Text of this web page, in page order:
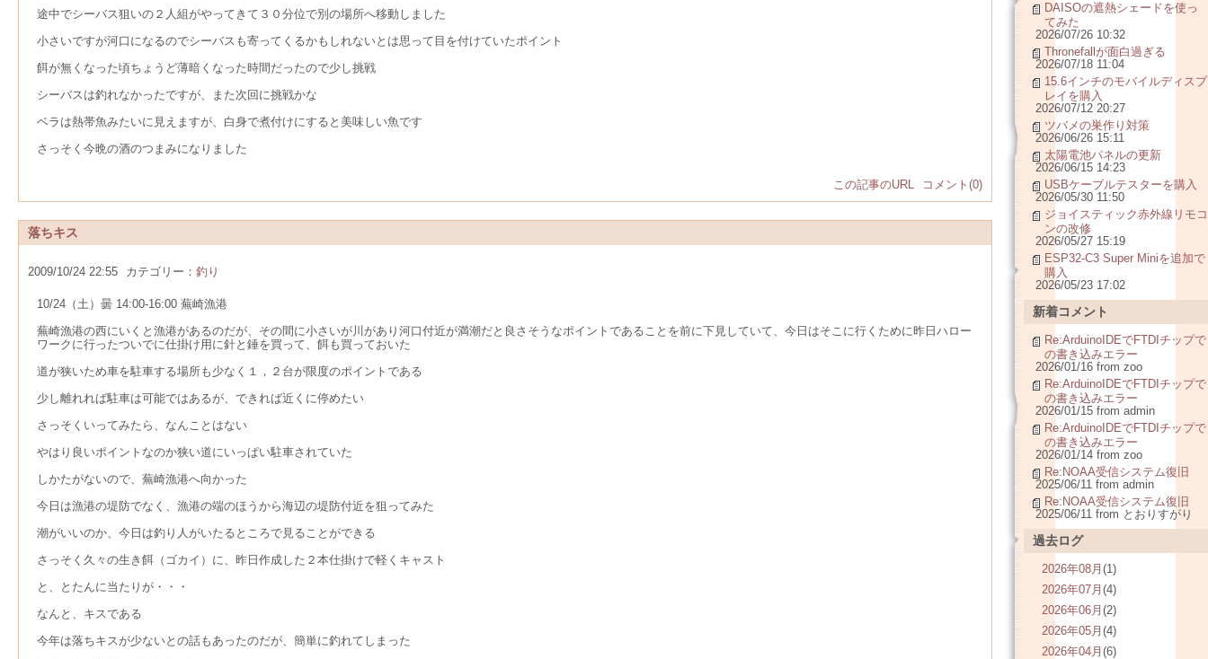
途中でシーバス狙いの２人組がやってきて３０分位で別の場所へ移動しました
小さいですが河口になるのでシーバスも寄ってくるかもしれないとは思って目を付けていたポイント
餌が無くなった頃ちょうど薄暗くなった時間だったので少し挑戦
シーバスは釣れなかったですが、また次回に挑戦かな
ベラは熱帯魚みたいに見えますが、白身で煮付けにすると美味しい魚です
さっそく今晩の酒のつまみになりました
この記事のURL コメント(0)
落ちキス
2009/10/24 22:55 カテゴリー： 釣り
10/24（土）曇 14:00-16:00 蕪崎漁港
蕪崎漁港の西にいくと漁港があるのだが、その間に小さいが川があり河口付近が満潮だと良さそうなポイントであることを前に下見していて、今日はそこに行くために昨日ハロー
ワークに行ったついでに仕掛け用に針と錘を買って、餌も買っておいた
道が狭いため車を駐車する場所も少なく１，２台が限度のポイントである
少し離れれば駐車は可能ではあるが、できれば近くに停めたい
さっそくいってみたら、なんことはない
やはり良いポイントなのか狭い道にいっぱい駐車されていた
しかたがないので、蕪崎漁港へ向かった
今日は漁港の堤防でなく、漁港の端のほうから海辺の堤防付近を狙ってみた
潮がいいのか、今日は釣り人がいたるところで見ることができる
さっそく久々の生き餌（ゴカイ）に、昨日作成した２本仕掛けで軽くキャスト
と、とたんに当たりが・・・
なんと、キスである
今年は落ちキスが少ないとの話もあったのだが、簡単に釣れてしまった
DAISOの遮熱シェードを使っ
てみた
2026/07/26 10:32
Thronefallが面白過ぎる
2026/07/18 11:04
15.6インチのモバイルディスプ
レイを購入
2026/07/12 20:27
ツバメの巣作り対策
2026/06/26 15:11
太陽電池パネルの更新
2026/06/15 14:23
USBケーブルテスターを購入
2026/05/30 11:50
ジョイスティック赤外線リモコ
ンの改修
2026/05/27 15:19
ESP32-C3 Super Miniを追加で
購入
2026/05/23 17:02
新着コメント
Re:ArduinoIDEでFTDIチップで
の書き込みエラー
2026/01/16 from zoo
Re:ArduinoIDEでFTDIチップで
の書き込みエラー
2026/01/15 from admin
Re:ArduinoIDEでFTDIチップで
の書き込みエラー
2026/01/14 from zoo
Re:NOAA受信システム復旧
2025/06/11 from admin
Re:NOAA受信システム復旧
2025/06/11 from とおりすがり
過去ログ
2026年08月 (1)
2026年07月 (4)
2026年06月 (2)
2026年05月 (4)
2026年04月 (6)